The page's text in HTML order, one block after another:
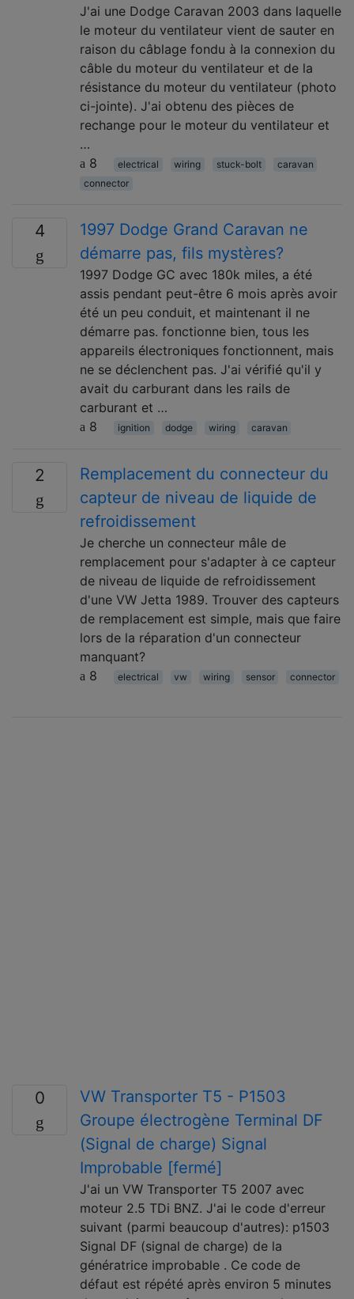
J'ai une Dodge Caravan 2003 dans laquelle
le moteur du ventilateur vient de sauter en
raison du câblage fondu à la connexion du
câble du moteur du ventilateur et de la
résistance du moteur du ventilateur (photo
ci-jointe). J'ai obtenu des pièces de
rechange pour le moteur du ventilateur et
…
8
electrical wiring stuck-bolt
caravan
connector
4
1997 Dodge Grand Caravan ne
démarre pas, fils mystères?
1997 Dodge GC avec 180k miles, a été
assis pendant peut-être 6 mois après avoir
été un peu conduit, et maintenant il ne
démarre pas. fonctionne bien, tous les
appareils électroniques fonctionnent, mais
ne se déclenchent pas. J'ai vérifié qu'il y
avait du carburant dans les rails de
carburant et …
8
ignition dodge wiring caravan
2
Remplacement du connecteur du
capteur de niveau de liquide de
refroidissement
Je cherche un connecteur mâle de
remplacement pour s'adapter à ce capteur
de niveau de liquide de refroidissement
d'une VW Jetta 1989. Trouver des capteurs
de remplacement est simple, mais que faire
lors de la réparation d'un connecteur
manquant?
8
electrical vw wiring sensor connector
0
VW Transporter T5 - P1503
Groupe électrogène Terminal DF
(Signal de charge) Signal
Improbable [fermé]
J'ai un VW Transporter T5 2007 avec
moteur 2.5 TDi BNZ. J'ai le code d'erreur
suivant (parmi beaucoup d'autres): p1503
Signal DF (signal de charge) de la
génératrice improbable . Ce code de
défaut est répété après environ 5 minutes